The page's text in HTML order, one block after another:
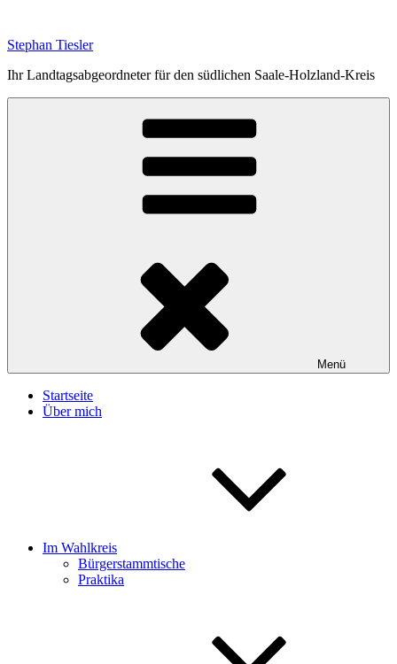
springen
Stephan Tiesler
Ihr Landtagsabgeordneter für den südlichen Saale-Holzland-Kreis
Menü
Startseite
Über mich
Im Wahlkreis
Bürgerstammtische
Praktika